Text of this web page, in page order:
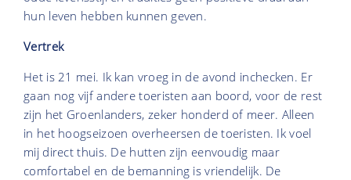
hun leven hebben kunnen geven.
Vertrek
Het is 21 mei. Ik kan vroeg in de avond inchecken. Er
gaan nog vijf andere toeristen aan boord, voor de rest
zijn het Groenlanders, zeker honderd of meer. Alleen
in het hoogseizoen overheersen de toeristen. Ik voel
mij direct thuis. De hutten zijn eenvoudig maar
comfortabel en de bemanning is vriendelijk. De